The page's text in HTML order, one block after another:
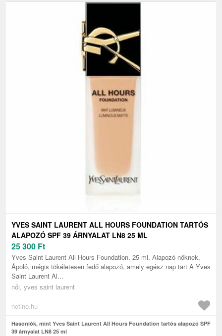
YVES SAINT LAURENT ALL HOURS FOUNDATION TARTÓS
ALAPOZÓ SPF 39 ÁRNYALAT LN8 25 ML
25 300 Ft
Yves Saint Laurent All Hours Foundation, 25 ml, Alapozó nőknek,
Ápoló, mégis tökéletesen fedő alapozó, amely egész nap tart A Yves
Saint Laurent Al...
női, yves saint laurent
notino.hu
Hasonlók, mint Yves Saint Laurent All Hours Foundation tartós alapozó SPF
39 árnyalat LN8 25 ml